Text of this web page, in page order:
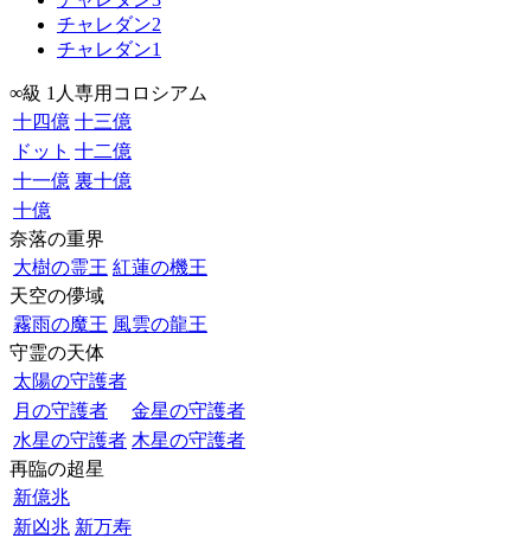
チャレダン2
チャレダン1
∞級 1人専用コロシアム
十四億 十三億
ドット 十二億
十一億 裏十億
十億
奈落の重界
大樹の霊王 紅蓮の機王
天空の儚域
霧雨の魔王 風雲の龍王
守霊の天体
太陽の守護者
月の守護者
金星の守護者
水星の守護者 木星の守護者
再臨の超星
新億兆
新凶兆 新万寿